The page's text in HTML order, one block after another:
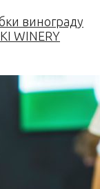
винограду
WINERY